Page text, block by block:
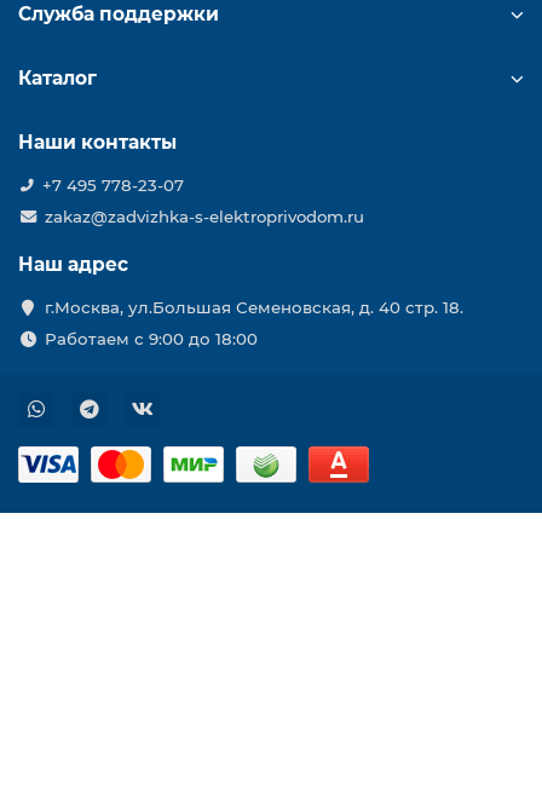
Служба поддержки
Каталог
Наши контакты
+7 495 778-23-07
zakaz@zadvizhka-s-elektroprivodom.ru
Наш адрес
г.Москва, ул.Большая Семеновская, д. 40 стр. 18.
Работаем с 9:00 до 18:00